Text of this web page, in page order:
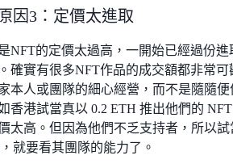
因3：定價太進取
NFT的定價太過高，一開始已經過份進
確實有很多NFT作品的成交額都非常可
本人或團隊的細心經營，而不是隨隨便
香港試當真以 0.2 ETH 推出他們的
太高。但因為他們不乏支持者，所以試
就要看其團隊的能力了。